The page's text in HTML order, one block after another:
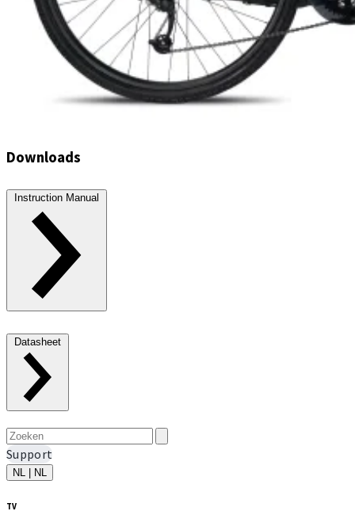
Downloads
Instruction Manual
Datasheet
Support
NL | NL
TV